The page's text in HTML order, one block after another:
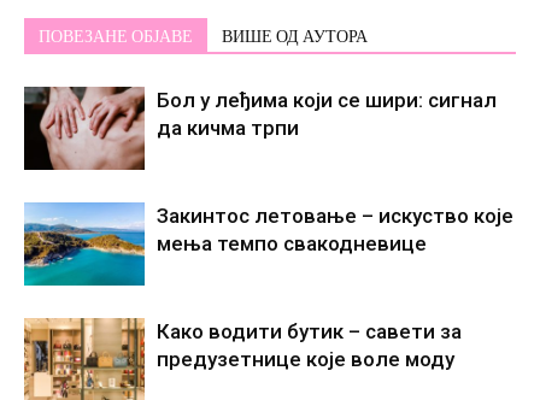
ПОВЕЗАНЕ ОБЈАВЕ ВИШЕ ОД АУТОРА
Бол у леђима који се шири: сигнал
да кичма трпи
Закинтос летовање – искуство које
мења темпо свакодневице
Како водити бутик – савети за
предузетнице које воле моду